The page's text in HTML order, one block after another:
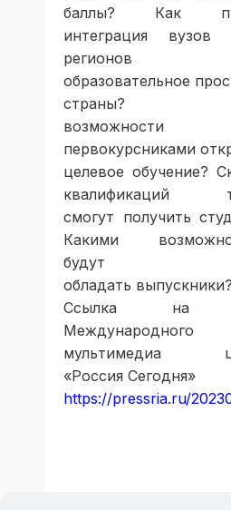
баллы? Как
интеграция вузов
образовательное
страны?
возможности
первокурсниками
целевое обучение?
квалификаций
смогут получить
Какими
будут
обладать выпускники?
Ссылка на
Международного
мультимедиа
«Россия Сегодня»
https://pressria.ru/